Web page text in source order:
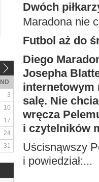
Dwóch
Maradona nie
Futbol aż do
Diego
Josepha
internetowym
salę. Nie
wręcza
i czytelników
Uścisnąwszy
i powiedział:...
ND
3
10
17
24
31